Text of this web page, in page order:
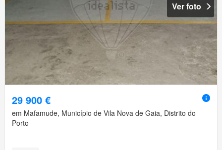
Ver foto
29 900 €
em Mafamude, Município de Vila Nova de Gaia, Distrito do
Porto